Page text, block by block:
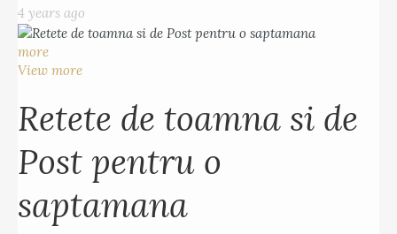
4 years ago
more
View more
Retete de toamna si de
Post pentru o
saptamana